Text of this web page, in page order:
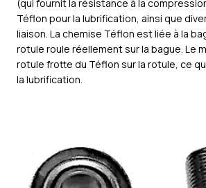
(qui fournit la résistance à la
Téflon pour la lubrification, ainsi que
liaison. La chemise Téflon est liée à la
rotule roule réellement sur la bague. Le
rotule frotte du Téflon sur la rotule, ce
la lubrification.